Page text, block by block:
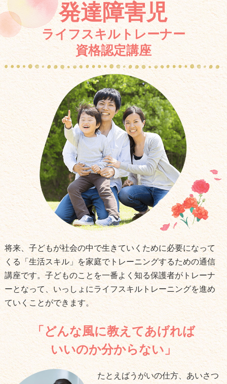
発達障害児
ライフスキルトレーナー
資格認定講座
将来、子どもが社会の中で生きていくために必要になって
くる「生活スキル」を家庭でトレーニングするための通信
講座です。子どものことを一番よく知る保護者がトレーナ
ーとなって、いっしょにライフスキルトレーニングを進め
ていくことができます。
「どんな風に教えてあげれば
いいのか分からない」
たとえばうがいの仕方、あいさつ